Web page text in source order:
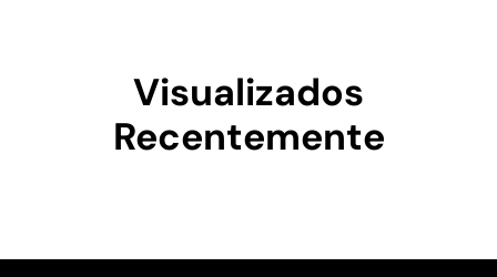
Visualizados
Recentemente